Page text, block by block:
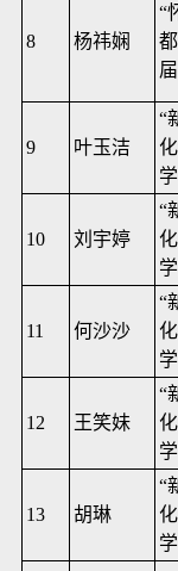
8 杨祎娴
“
9 叶玉洁
“
10 刘宇婷
“
11 何沙沙
“
12 王笑妹
“
13 胡琳
“